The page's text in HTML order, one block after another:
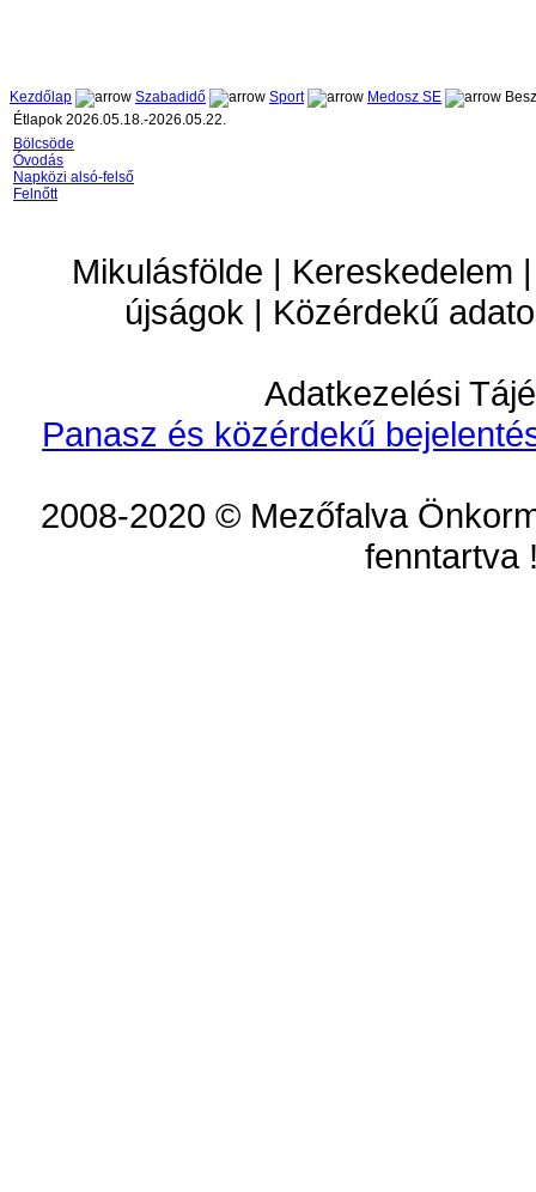
Kezdőlap Szabadidő Sport Medosz SE
Étlapok 2026.05.18.-2026.05.22.
Bölcsöde
Óvodás
Napközi alsó-felső
Felnőtt
Mikulásfölde | Kereskedelem
újságok | Közérdekű
Adatkezelési
Panasz és közérdekű
2008-2020 © Mezőfalva
fenntartva